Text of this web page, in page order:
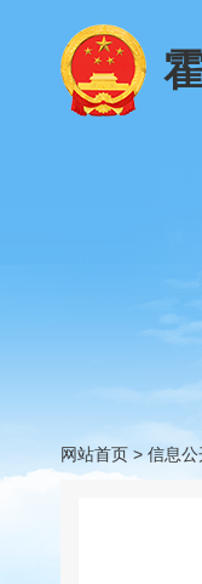
网站首页 > 信息公